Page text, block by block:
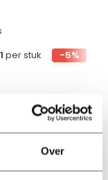
Over
per stuk -5%